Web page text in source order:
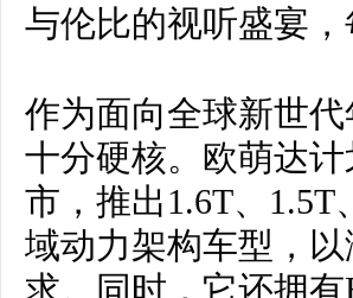
与伦比的视听盛宴
作为面向全球新世
十分硬核。欧萌达
市，推出1.6T、
域动力架构车型，
求。同时，它还拥有